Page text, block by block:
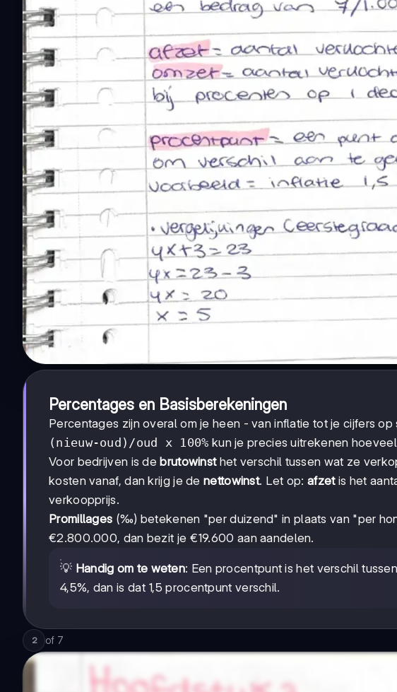
Percentages en Basisberekeningen
Percentages zijn overal om je heen - van inflatie tot je cijfers
(nieuw-oud)/oud x 100% kun je precies uitrekenen
Voor bedrijven is debrutowinsthet verschil tussen wat ze
kosten vanaf, dan krijg je denettowinst. Let op:afzetis het
verkoopprijs.
Promillages (‰) betekenen "per duizend" in plaats van "per
€2.800.000, dan bezit je €19.600 aan aandelen.
💡 Handig om te weten: Een procentpunt is het verschil
4,5%, dan is dat 1,5 procentpunt verschil.
2 of 7